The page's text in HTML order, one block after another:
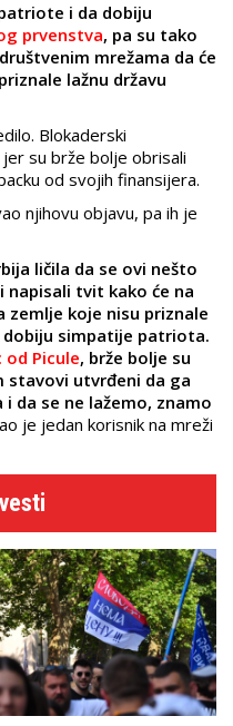
i da dobiju
prvenstva, pa su tako
mrežama da će
lažnu državu
Blokaderski
su brže bolje obrisali
od svojih finansijera.
njihovu objavu, pa ih je
ličila da se ovi nešto
napisali tvit kako će na
zemlje koje nisu priznale
dobiju simpatije patriota.
od Picule, brže bolje su
utvrđeni da ga
i da se ne lažemo, znamo
je jedan korisnik na mreži